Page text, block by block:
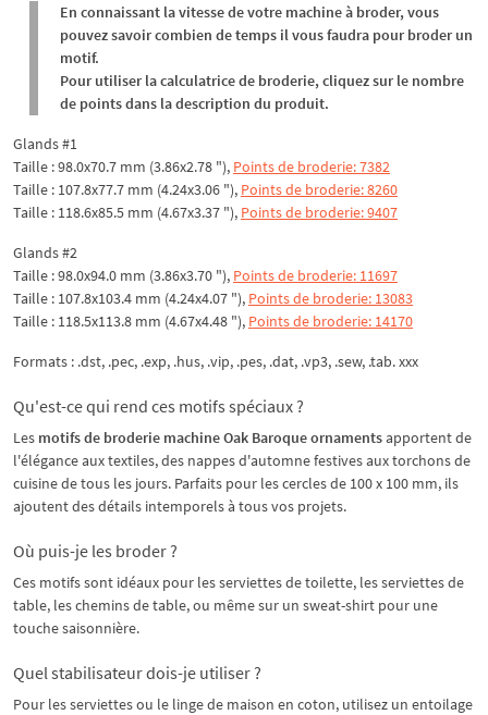
En connaissant la vitesse de votre machine à broder, vous
pouvez savoir combien de temps il vous faudra pour broder un
motif.
Pour utiliser la calculatrice de broderie, cliquez sur le nombre
de points dans la description du produit.
Glands #1
Taille : 98.0x70.7 mm (3.86x2.78 "), Points de broderie: 7382
Taille : 107.8x77.7 mm (4.24x3.06 "), Points de broderie: 8260
Taille : 118.6x85.5 mm (4.67x3.37 "), Points de broderie: 9407
Glands #2
Taille : 98.0x94.0 mm (3.86x3.70 "), Points de broderie: 11697
Taille : 107.8x103.4 mm (4.24x4.07 "), Points de broderie: 13083
Taille : 118.5x113.8 mm (4.67x4.48 "), Points de broderie: 14170
Formats : .dst, .pec, .exp, .hus, .vip, .pes, .dat, .vp3, .sew, .tab. xxx
Qu'est-ce qui rend ces motifs spéciaux ?
Les motifs de broderie machine Oak Baroque ornamentsapportent de
l'élégance aux textiles, des nappes d'automne festives aux torchons de
cuisine de tous les jours. Parfaits pour les cercles de 100 x 100 mm, ils
ajoutent des détails intemporels à tous vos projets.
Où puis-je les broder ?
Ces motifs sont idéaux pour les serviettes de toilette, les serviettes de
table, les chemins de table, ou même sur un sweat-shirt pour une
touche saisonnière.
Quel stabilisateur dois-je utiliser ?
Pour les serviettes ou le linge de maison en coton, utilisez un entoilage